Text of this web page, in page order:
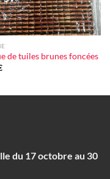
de tuiles brunes foncées
du 17 octobre au 30